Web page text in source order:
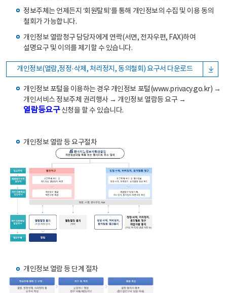
정보주체는 언제든지 ‘회원탈퇴’를 통해 개인정보의 수집 및 이용 동의
철회가 가능합니다.
개인정보 열람청구 담당자에게 연락(서면, 전자우편, FAX)하여
설명요구 및 이의를 제기할 수 있습니다.
개인정보(열람,정정·삭제, 처리정지, 동의철회) 요구서 다운로드
개인정보 포털을 이용하는 경우 개인정보 포털(www.privacy.go.kr) →
개인서비스 정보주체 권리행사 → 개인정보 열람등 요구 →
열람등요구신청을 할 수 있습니다.
개인정보 열람 등 요구절차
개인정보 열람 등 단계 절차